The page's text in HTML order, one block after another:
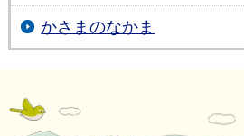
かさまのなかま